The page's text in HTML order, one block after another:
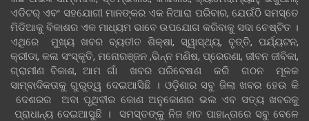
ଏଡିଟର୍ ଏବଂ ସହଯୋଗୀ ମାନଙ୍କର ଏକ ନିଆରା ପରିବାର, ଯେଉଁଠି ସମସ୍ତେ
ମିଡିଆକୁ ବିକାଶର ଏକ ମାଧ୍ୟମ ଭାବେ ଉପଯୋଗ କରିବାକୁ ସଦା ଚେଷ୍ଟିତ ।
ଏଥିରେ ମୁଖ୍ୟ ଖବର ବ୍ୟତୀତ ଶିକ୍ଷା, ସ୍ୱାସ୍ଥ୍ୟ, ବୃତ୍ତି, ପର୍ଯ୍ୟଟନ,
କ୍ରୀଡା, କଳା ସଂସ୍କୃତି, ମନୋରଞ୍ଜନ ,ଭିନ୍ନ ମଣିଷ, ପ୍ରେରଣା, ଜୀବନ ଜୀବିକା,
ଗ୍ରାମୀଣ ବିକାଶ, ଆମ ଗାଁ ଖବର ପରିବେଷଣ କରି ଗଠନ ମୂଳକ
ସାମ୍ବାଦିକତାକୁ ଗୁରୁତ୍ୱ ଦେଇଆସିଛି । ଓଡ଼ିଶାର ସବୁ ଜିଲା ଖବର ହେଉ କି
ଦେଶରର ଅବା ପୃଥିବୀର କୋଣ ଅନୁକୋଣର ଭଲ ଏବ ସତ୍ୟ ଖବରକୁ
ପ୍ରାଧାନ୍ୟ ଦେଇଆସୁଛି । ସମସ୍ତଙ୍କୁ ନିଜ ହାତ ପାହାନ୍ତାରେ ସବୁ ବେଳେ